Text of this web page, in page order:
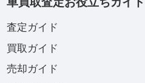
査定ガイド
買取ガイド
売却ガイド